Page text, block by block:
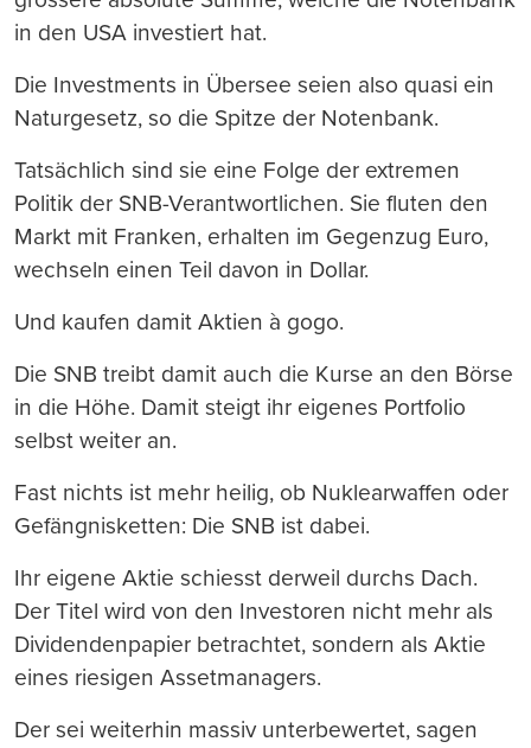
in den USA investiert hat.
Die Investments in Übersee seien also quasi ein
Naturgesetz, so die Spitze der Notenbank.
Tatsächlich sind sie eine Folge der extremen
Politik der SNB-Verantwortlichen. Sie fluten den
Markt mit Franken, erhalten im Gegenzug Euro,
wechseln einen Teil davon in Dollar.
Und kaufen damit Aktien à gogo.
Die SNB treibt damit auch die Kurse an den Börse
in die Höhe. Damit steigt ihr eigenes Portfolio
selbst weiter an.
Fast nichts ist mehr heilig, ob Nuklearwaffen oder
Gefängnisketten: Die SNB ist dabei.
Ihr eigene Aktie schiesst derweil durchs Dach.
Der Titel wird von den Investoren nicht mehr als
Dividendenpapier betrachtet, sondern als Aktie
eines riesigen Assetmanagers.
Der sei weiterhin massiv unterbewertet, sagen